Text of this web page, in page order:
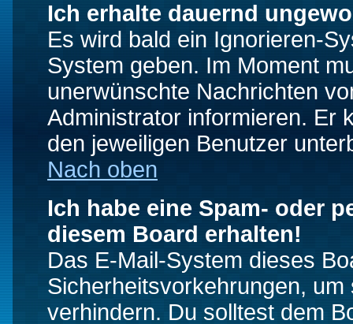
Ich erhalte dauernd
Es wird bald ein Ignorieren-
System geben. Im Moment
unerwünschte Nachrichten
Administrator informieren. Er
den jeweiligen Benutzer
Nach oben
Ich habe eine Spam- oder
diesem Board erhalten!
Das E-Mail-System dieses
Sicherheitsvorkehrungen,
verhindern. Du solltest dem